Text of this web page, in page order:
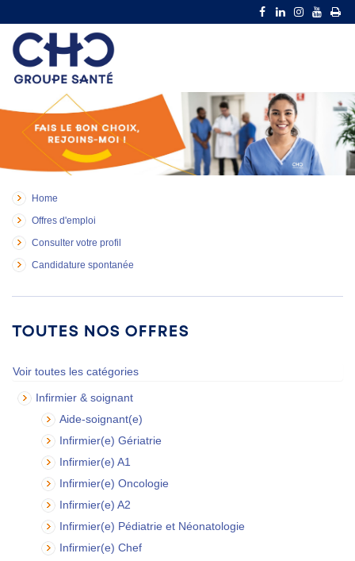
Home
Offres d'emploi
Consulter votre profil
Candidature spontanée
Toutes nos offres
Voir toutes les catégories
Infirmier & soignant
Aide-soignant(e)
Infirmier(e) Gériatrie
Infirmier(e) A1
Infirmier(e) Oncologie
Infirmier(e) A2
Infirmier(e) Pédiatrie et Néonatologie
Infirmier(e) Chef